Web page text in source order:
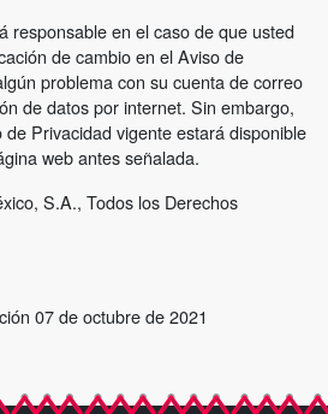
responsable en el caso de que usted
de cambio en el Aviso de
problema con su cuenta de correo
de datos por internet. Sin embargo,
Privacidad vigente estará disponible
web antes señalada.
S.A., Todos los Derechos
07 de octubre de 2021